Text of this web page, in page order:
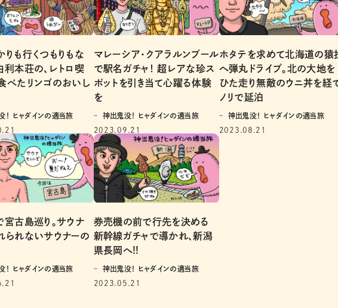
りも行くつもりもな
利本荘の、レトロ喫
べたリンゴのおいし
！ ヒャダインの適当旅
マレーシア・クアラルンプール
で駅名ガチャ！ 超レアな珍ス
ポットを引き当て心躍る体験
を
神出鬼没！ ヒャダインの適当旅
2023.09.21
ホタテを求めて北海道の猿
へ弾丸ドライブ。北の大地を
ひた走り無敵のウニ丼を経
ノリで延泊
神出鬼没！ ヒャダインの適当旅
2023.08.21
宮古島巡り。サウナ
られないサウナーの
！ ヒャダインの適当旅
券売機の前で行先を決める
新幹線ガチャで導かれ、新潟
県長岡へ!!
神出鬼没！ ヒャダインの適当旅
2023.05.21